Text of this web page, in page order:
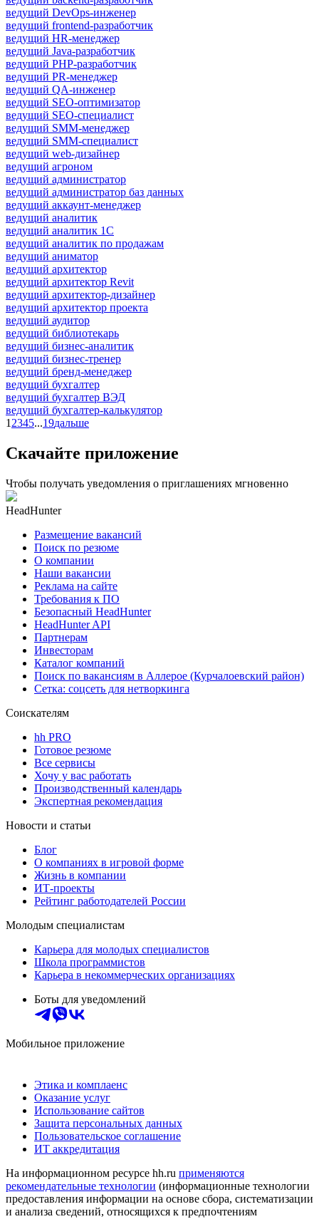
ведущий DevOps-инженер
ведущий frontend-разработчик
ведущий HR-менеджер
ведущий Java-разработчик
ведущий PHP-разработчик
ведущий PR-менеджер
ведущий QA-инженер
ведущий SEO-оптимизатор
ведущий SEO-специалист
ведущий SMM-менеджер
ведущий SMM-специалист
ведущий web-дизайнер
ведущий агроном
ведущий администратор
ведущий администратор баз данных
ведущий аккаунт-менеджер
ведущий аналитик
ведущий аналитик 1С
ведущий аналитик по продажам
ведущий аниматор
ведущий архитектор
ведущий архитектор Revit
ведущий архитектор-дизайнер
ведущий архитектор проекта
ведущий аудитор
ведущий библиотекарь
ведущий бизнес-аналитик
ведущий бизнес-тренер
ведущий бренд-менеджер
ведущий бухгалтер
ведущий бухгалтер ВЭД
ведущий бухгалтер-калькулятор
1 2345...19дальше
Скачайте приложение
Чтобы получать уведомления о приглашениях мгновенно
HeadHunter
Размещение вакансий
Поиск по резюме
О компании
Наши вакансии
Реклама на сайте
Требования к ПО
Безопасный HeadHunter
HeadHunter API
Партнерам
Инвесторам
Каталог компаний
Поиск по вакансиям в Аллерое (Курчалоевский район)
Сетка: соцсеть для нетворкинга
Соискателям
hh PRO
Готовое резюме
Все сервисы
Хочу у вас работать
Производственный календарь
Экспертная рекомендация
Новости и статьи
Блог
О компаниях в игровой форме
Жизнь в компании
ИТ-проекты
Рейтинг работодателей России
Молодым специалистам
Карьера для молодых специалистов
Школа программистов
Карьера в некоммерческих организациях
Боты для уведомлений
Мобильное приложение
Этика и комплаенс
Оказание услуг
Использование сайтов
Защита персональных данных
Пользовательское соглашение
ИТ аккредитация
На информационном ресурсе hh.ru применяются
рекомендательные технологии (информационные технологии
предоставления информации на основе сбора, систематизации
и анализа сведений, относящихся к предпочтениям